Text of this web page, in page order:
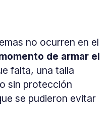
no ocurren en el
de armar el
falta, una talla
sin protección
se pudieron evitar